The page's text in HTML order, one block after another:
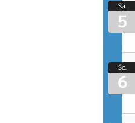
Sa.
5
So.
6